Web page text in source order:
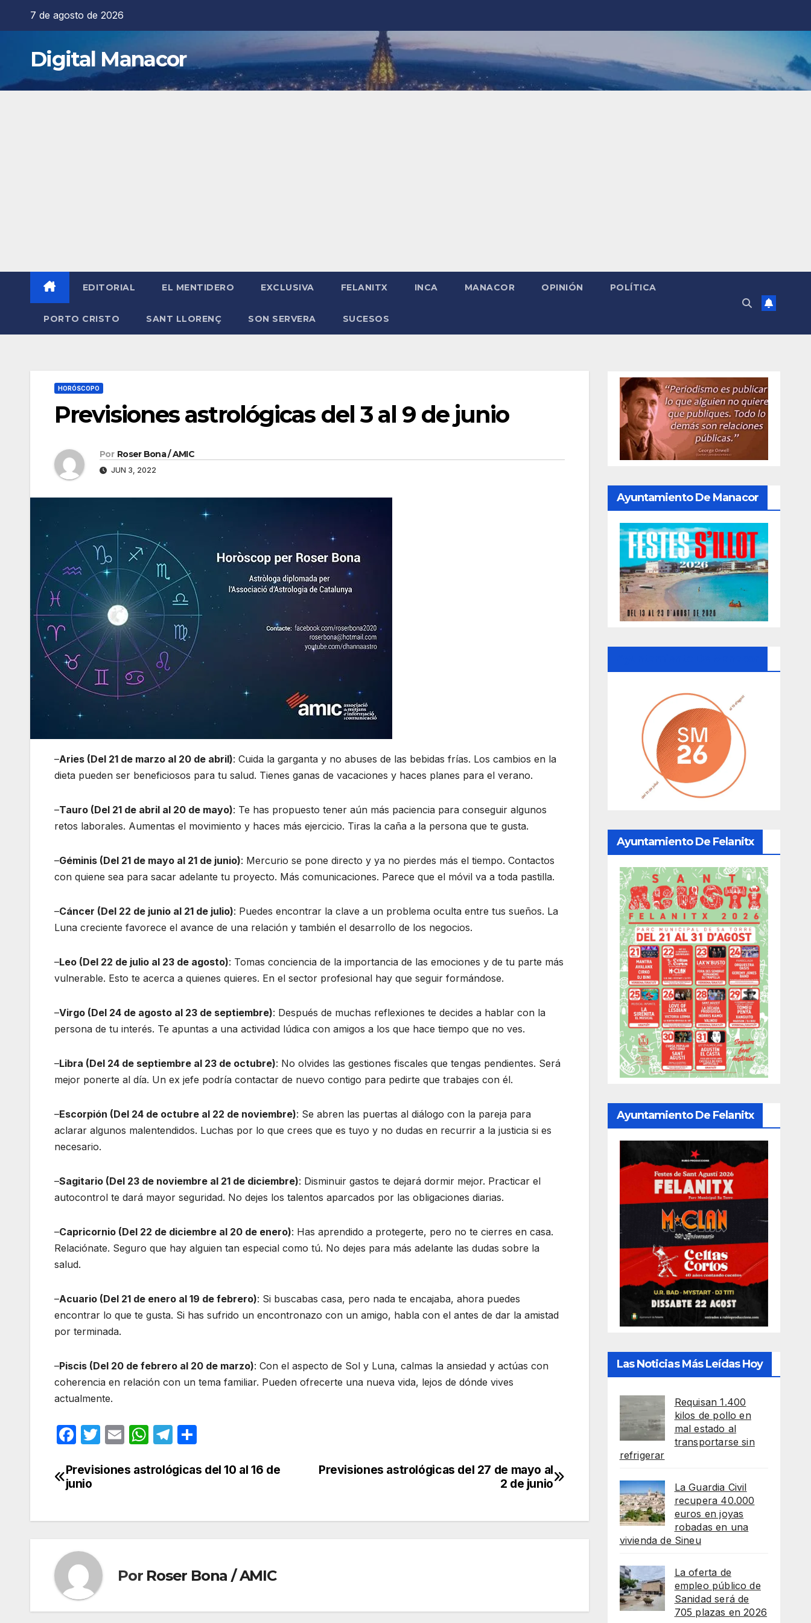
7 de agosto de 2026
Digital Manacor
EDITORIAL EL MENTIDERO EXCLUSIVA FELANITX INCA MANACOR OPINIÓN POLÍTICA
PORTO CRISTO SANT LLORENÇ SON SERVERA SUCESOS
HORÓSCOPO
Previsiones astrológicas del 3 al 9 de junio
Por Roser Bona / AMIC
JUN 3, 2022
–Aries (Del 21 de marzo al 20 de abril): Cuida la garganta y no abuses de las bebidas frías. Los cambios en la
dieta pueden ser beneficiosos para tu salud. Tienes ganas de vacaciones y haces planes para el verano.
–Tauro (Del 21 de abril al 20 de mayo): Te has propuesto tener aún más paciencia para conseguir algunos
retos laborales. Aumentas el movimiento y haces más ejercicio. Tiras la caña a la persona que te gusta.
–Géminis (Del 21 de mayo al 21 de junio): Mercurio se pone directo y ya no pierdes más el tiempo. Contactos
con quiene sea para sacar adelante tu proyecto. Más comunicaciones. Parece que el móvil va a toda pastilla.
–Cáncer (Del 22 de junio al 21 de julio): Puedes encontrar la clave a un problema oculta entre tus sueños. La
Luna creciente favorece el avance de una relación y también el desarrollo de los negocios.
–Leo (Del 22 de julio al 23 de agosto): Tomas conciencia de la importancia de las emociones y de tu parte más
vulnerable. Esto te acerca a quienes quieres. En el sector profesional hay que seguir formándose.
–Virgo (Del 24 de agosto al 23 de septiembre): Después de muchas reflexiones te decides a hablar con la
persona de tu interés. Te apuntas a una actividad lúdica con amigos a los que hace tiempo que no ves.
–Libra (Del 24 de septiembre al 23 de octubre): No olvides las gestiones fiscales que tengas pendientes. Será
mejor ponerte al día. Un ex jefe podría contactar de nuevo contigo para pedirte que trabajes con él.
–Escorpión (Del 24 de octubre al 22 de noviembre): Se abren las puertas al diálogo con la pareja para
aclarar algunos malentendidos. Luchas por lo que crees que es tuyo y no dudas en recurrir a la justicia si es
necesario.
–Sagitario (Del 23 de noviembre al 21 de diciembre): Disminuir gastos te dejará dormir mejor. Practicar el
autocontrol te dará mayor seguridad. No dejes los talentos aparcados por las obligaciones diarias.
–Capricornio (Del 22 de diciembre al 20 de enero): Has aprendido a protegerte, pero no te cierres en casa.
Relaciónate. Seguro que hay alguien tan especial como tú. No dejes para más adelante las dudas sobre la
salud.
–Acuario (Del 21 de enero al 19 de febrero): Si buscabas casa, pero nada te encajaba, ahora puedes
encontrar lo que te gusta. Si has sufrido un encontronazo con un amigo, habla con el antes de dar la amistad
por terminada.
–Piscis (Del 20 de febrero al 20 de marzo): Con el aspecto de Sol y Luna, calmas la ansiedad y actúas con
coherencia en relación con un tema familiar. Pueden ofrecerte una nueva vida, lejos de dónde vives
actualmente.
F
c
e
o
k
T
itt
E
ail
W
at
T
e m
Navegación
entradas
Previsiones astrológicas del 27 de mayo al
2 de junio
Previsiones astrológicas del 10 al 16 de
junio
Por Roser Bona / AMIC
Ayuntamiento De Manacor
Ayuntamiento De Felanitx
Ayuntamiento De Felanitx
Las Noticias Más Leídas Hoy
Requisan 1.400
kilos de pollo en
mal estado al
transportarse sin
refrigerar
La Guardia Civil
recupera 40.000
euros en joyas
robadas en una
vivienda de Sineu
La oferta de
empleo público de
Sanidad será de
705 plazas en 2026